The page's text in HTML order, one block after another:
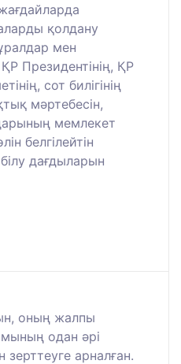
қолдану
мен
Президентінің, ҚР
сот билігінің
мәртебесін,
мемлекет
белгілейтін
дағдыларын
оның жалпы
одан әрі
зерттеуге арналған.